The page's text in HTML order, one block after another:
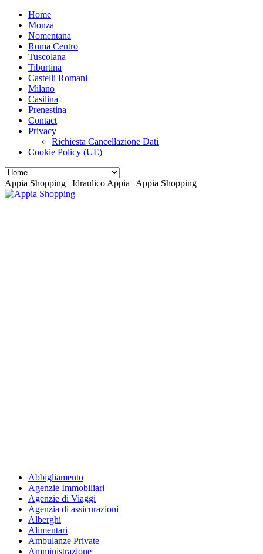
Home
Monza
Nomentana
Roma Centro
Tuscolana
Tiburtina
Castelli Romani
Milano
Casilina
Prenestina
Contact
Privacy
Richiesta Cancellazione Dati
Cookie Policy (UE)
Appia Shopping | Idraulico Appia | Appia Shopping
Abbigliamento
Agenzie Immobiliari
Agenzie di Viaggi
Agenzia di assicurazioni
Alberghi
Alimentari
Ambulanze Private
Amministrazione